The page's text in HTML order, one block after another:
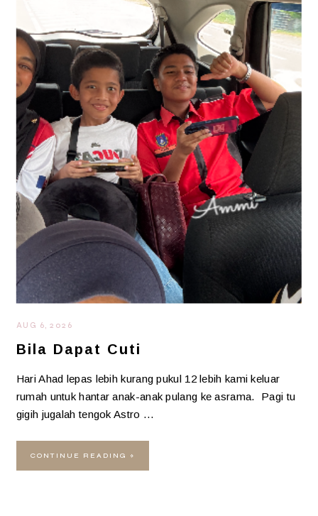
AUG 6, 2026
Bila Dapat Cuti
Hari Ahad lepas lebih kurang pukul 12 lebih kami keluar
rumah untuk hantar anak-anak pulang ke asrama. Pagi tu
gigih jugalah tengok Astro …
CONTINUE READING »